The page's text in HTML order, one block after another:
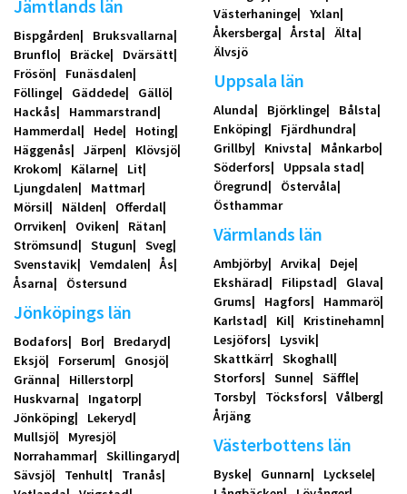
Jämtlands län
Bispgården
Bruksvallarna
Brunflo
Bräcke
Dvärsätt
Frösön
Funäsdalen
Föllinge
Gäddede
Gällö
Hackås
Hammarstrand
Hammerdal
Hede
Hoting
Häggenås
Järpen
Klövsjö
Krokom
Kälarne
Lit
Ljungdalen
Mattmar
Mörsil
Nälden
Offerdal
Orrviken
Oviken
Rätan
Strömsund
Stugun
Sveg
Svenstavik
Vemdalen
Ås
Åsarna
Östersund
Jönköpings län
Bodafors Bor
Bredaryd
Eksjö
Forserum
Gnosjö
Gränna
Hillerstorp
Huskvarna
Ingatorp
Jönköping
Lekeryd
Mullsjö
Myresjö
Norrahammar
Skillingaryd
Sävsjö
Tenhult
Tranås
Västerhaninge
Yxlan
Åkersberga
Årsta
Älta
Älvsjö
Uppsala län
Alunda Björklinge
Bålsta
Enköping
Fjärdhundra
Grillby
Knivsta
Månkarbo
Söderfors
Uppsala stad
Öregrund
Östervåla
Östhammar
Värmlands län
Ambjörby Arvika
Deje
Ekshärad
Filipstad
Glava
Grums
Hagfors
Hammarö
Karlstad
Kil
Kristinehamn
Lesjöfors
Lysvik
Skattkärr
Skoghall
Storfors
Sunne
Säffle
Torsby
Töcksfors
Vålberg
Årjäng
Västerbottens län
Byske Gunnarn
Lycksele